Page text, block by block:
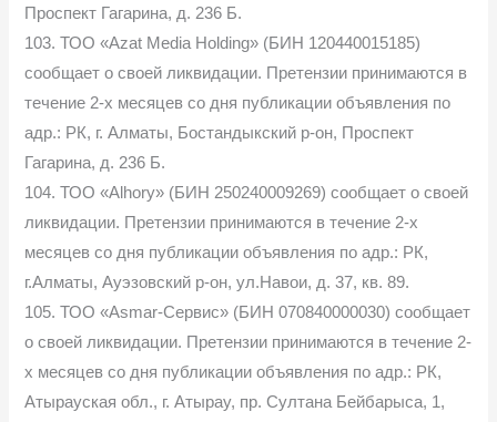
Проспект Гагарина, д. 236 Б.
103. ТОО «Azat Media Holding» (БИН 120440015185)
сообщает о своей ликвидации. Претензии принимаются в
течение 2-х месяцев со дня публикации объявления по
адр.: РК, г. Алматы, Бостандыкский р-он, Проспект
Гагарина, д. 236 Б.
104. ТОО «Alhory» (БИН 250240009269) сообщает о своей
ликвидации. Претензии принимаются в течение 2-х
месяцев со дня публикации объявления по адр.: РК,
г.Алматы, Ауэзовский р-он, ул.Навои, д. 37, кв. 89.
105. ТОО «Asmar-Сервис» (БИН 070840000030) сообщает
о своей ликвидации. Претензии принимаются в течение 2-
х месяцев со дня публикации объявления по адр.: РК,
Атырауская обл., г. Атырау, пр. Султана Бейбарыса, 1,